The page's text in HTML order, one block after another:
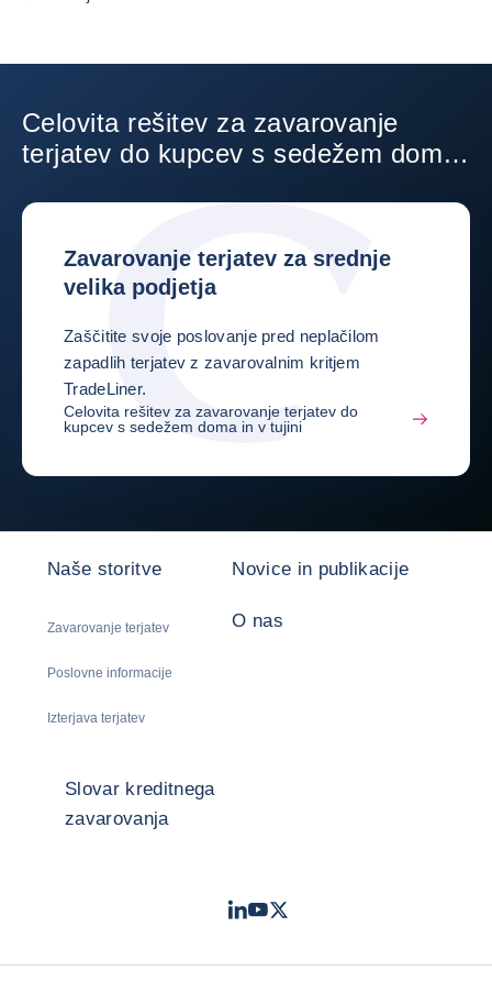
Celovita rešitev za zavarovanje
terjatev do kupcev s sedežem doma
Zavarovanje terjatev za srednje
velika podjetja
Zaščitite svoje poslovanje pred neplačilom
zapadlih terjatev z zavarovalnim kritjem
TradeLiner.
Celovita rešitev za zavarovanje terjatev do
kupcev s sedežem doma in v tujini
Naše storitve
Zavarovanje terjatev
Poslovne informacije
Izterjava terjatev
Novice in publikacije
O nas
Slovar kreditnega
zavarovanja
LinkedIn
Youtube
Twitter